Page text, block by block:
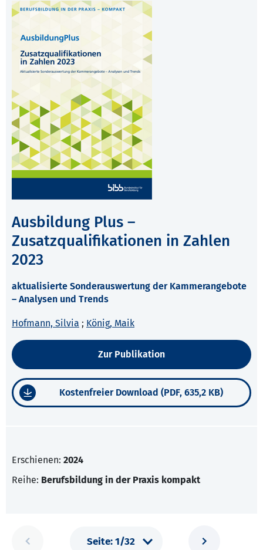
Ausbildung Plus –
Zusatzqualifikationen in Zahlen
2023
aktualisierte Sonderauswertung der Kammerangebote
– Analysen und Trends
Hofmann, Silvia ; König, Maik
Zur Publikation
Kostenfreier Download (PDF, 635,2 KB)
Erschienen: 2024
Reihe: Berufsbildung in der Praxis kompakt